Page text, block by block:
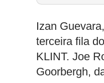
Izan
terceira fila
KLINT. Joe
Goorbergh,